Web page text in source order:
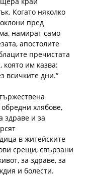
Когато няколко
пред
намират само
апостолите
пречистата
им казва:
всичките дни.“
хлябове,
здраве и за
в житейските
срещи, свързани
за здраве, за
и болести.